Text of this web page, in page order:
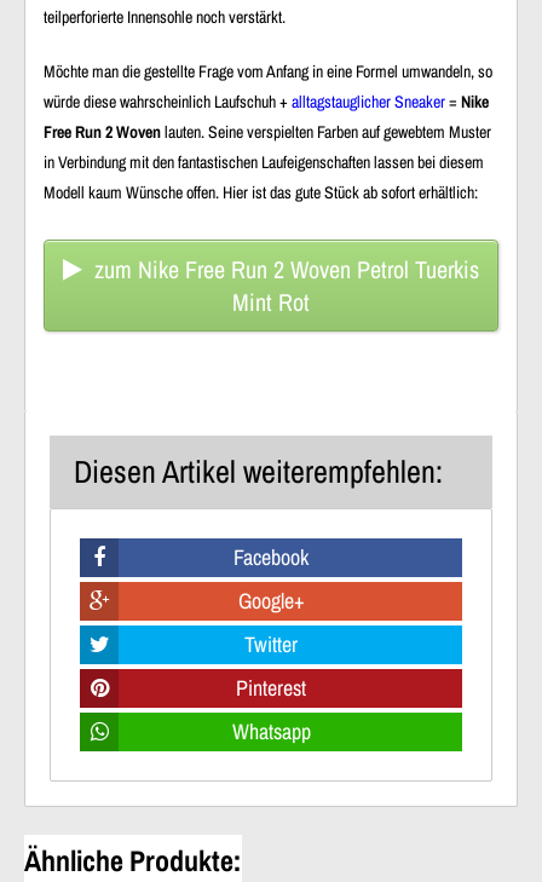
teilperforierte Innensohlenoch verstärkt.
Möchte man die gestellte Frage vom Anfang in eine Formel umwandeln, so
würde diese wahrscheinlich Laufschuh +alltagstauglicher Sneaker= Nike
Free Run 2 Wovenlauten. Seine verspielten Farben aufgewebtem Muster
in Verbindung mit denfantastischen Laufeigenschaftenlassen bei diesem
Modell kaum Wünsche offen. Hier ist das gute Stück ab sofort erhältlich:
zum Nike Free Run 2 Woven Petrol Tuerkis
Mint Rot
Diesen Artikel weiterempfehlen:
Facebook
Google+
Twitter
Pinterest
Whatsapp
Ähnliche Produkte: